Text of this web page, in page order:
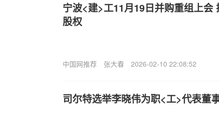
宁波<建>工11月19日并购重组上会
股权
中国网推荐 张大春 2026-02-10 22:08:52
司尔特选举李晓伟为职<工>代表董